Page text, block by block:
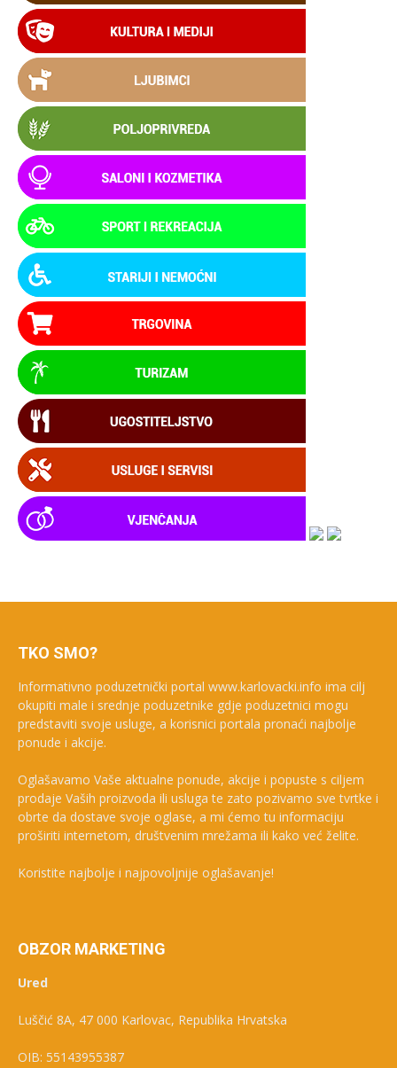
TKO SMO?
Informativno poduzetnički portal www.karlovacki.info ima cilj
okupiti male i srednje poduzetnike gdje poduzetnici mogu
predstaviti svoje usluge, a korisnici portala pronaći najbolje
ponude i akcije.
Oglašavamo Vaše aktualne ponude, akcije i popuste s ciljem
prodaje Vaših proizvoda ili usluga te zato pozivamo sve tvrtke i
obrte da dostave svoje oglase, a mi ćemo tu informaciju
proširiti internetom, društvenim mrežama ili kako već želite.
Koristite najbolje i najpovoljnije oglašavanje!
OBZOR MARKETING
Ured
Luščić 8A, 47 000 Karlovac, Republika Hrvatska
OIB: 55143955387